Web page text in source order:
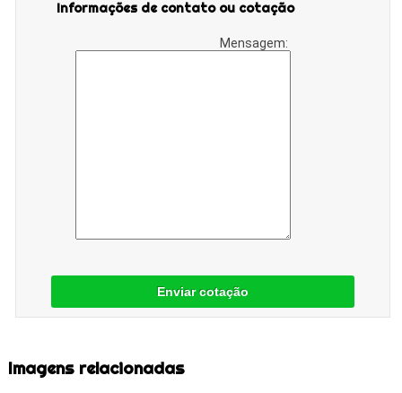
Informações de contato ou cotação
Mensagem:
Enviar cotação
Imagens relacionadas